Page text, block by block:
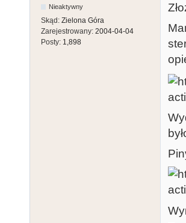
Nieaktywny
Skąd: Zielona Góra
Zarejestrowany: 2004-04-04
Posty: 1,898